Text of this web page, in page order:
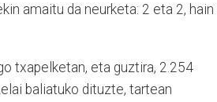
amaitu da neurketa: 2 eta 2, hain
txapelketan, eta guztira, 2.254
baliatuko dituzte, tartean